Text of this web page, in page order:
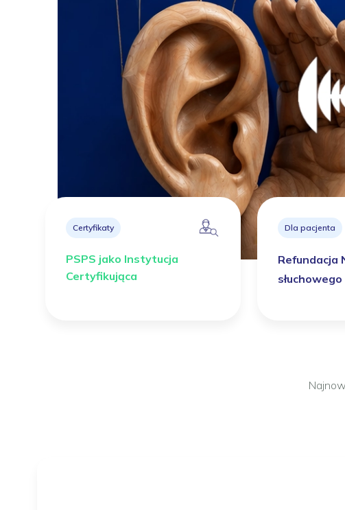
Certyfikaty
PSPS jako Instytucja
Certyfikująca
Dla pacjenta
Refundacja
słuchowego